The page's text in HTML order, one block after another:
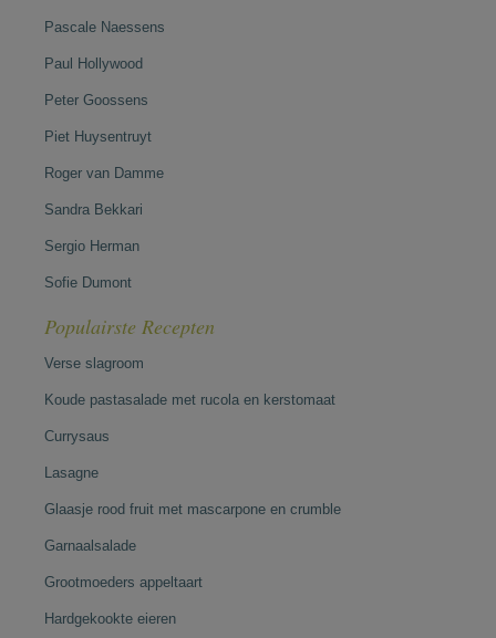
Pascale Naessens
Paul Hollywood
Peter Goossens
Piet Huysentruyt
Roger van Damme
Sandra Bekkari
Sergio Herman
Sofie Dumont
Populairste Recepten
Verse slagroom
Koude pastasalade met rucola en kerstomaat
Currysaus
Lasagne
Glaasje rood fruit met mascarpone en crumble
Garnaalsalade
Grootmoeders appeltaart
Hardgekookte eieren